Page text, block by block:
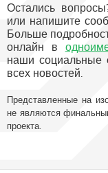
Остались
или напишите
Больше
онлайн в
наши социальные
всех новостей.
Представленные на
не являются
проекта.